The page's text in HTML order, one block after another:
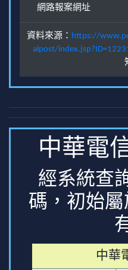
網路報案網址
資料來源： https://
alpost/
中華電
經系統查
碼，初始
中華